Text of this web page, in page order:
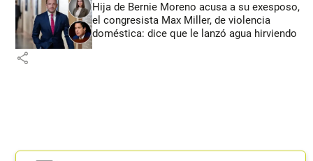
Hija de Bernie Moreno acusa a su exesposo,
el congresista Max Miller, de violencia
doméstica: dice que le lanzó agua hirviendo
share